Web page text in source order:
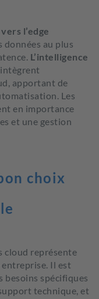
l’edge
au plus
L’intelligence
apportant de
Les
en importance
et une gestion
choix
cloud représente
Il est
besoins spécifiques
technique, et